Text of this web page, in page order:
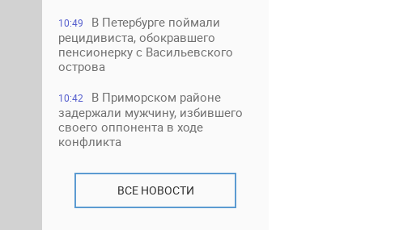
10:49
В Петербурге поймали
рецидивиста, обокравшего
пенсионерку с Васильевского
острова
10:42
В Приморском районе
задержали мужчину, избившего
своего оппонента в ходе
конфликта
ВСЕ НОВОСТИ